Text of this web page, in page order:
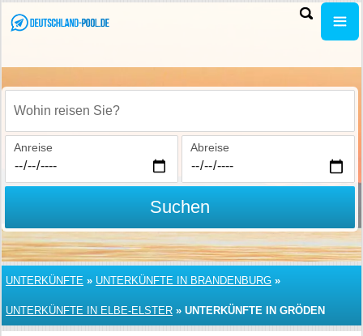
Wohin reisen Sie?
Anreise Abreise
Suchen
UNTERKÜNFTE » UNTERKÜNFTE IN BRANDENBURG »
UNTERKÜNFTE IN ELBE-ELSTER » UNTERKÜNFTE IN GRÖDEN